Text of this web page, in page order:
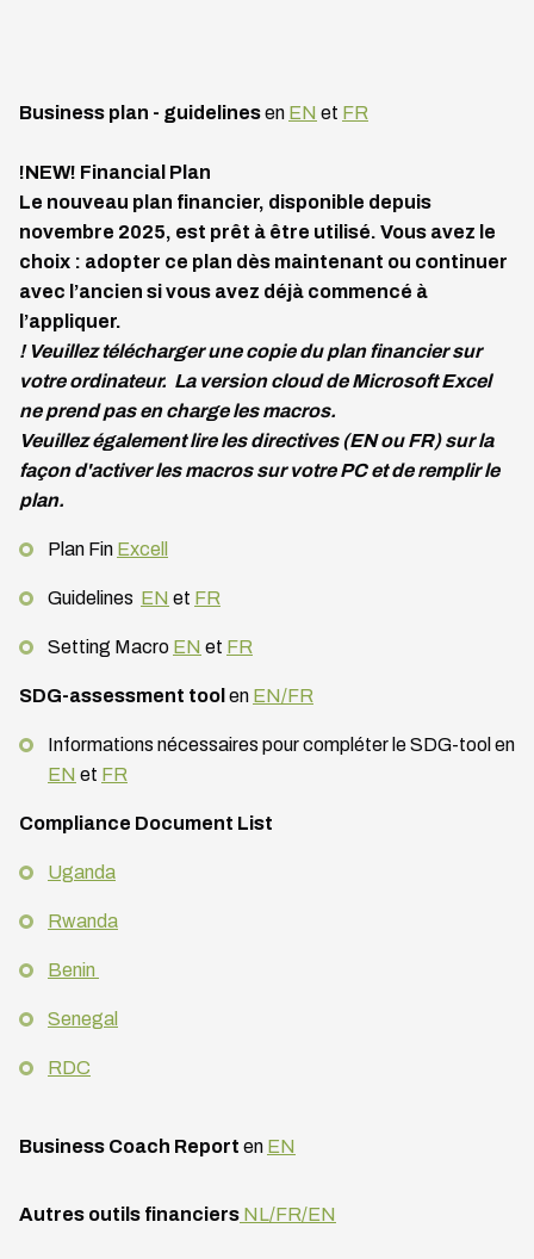
Business plan - guidelinesen EN et FR
!NEW! Financial Plan
Le nouveau plan financier, disponible depuis
novembre 2025, est prêt à être utilisé. Vous avez le
choix : adopter ce plan dès maintenant ou continuer
avec l’ancien si vous avez déjà commencé à
l’appliquer.
! Veuillez télécharger une copie du plan financier sur
votre ordinateur. La version cloud de Microsoft Excel
ne prend pas en charge les macros.
Veuillez également lire les directives (EN ou FR) sur la
façon d'activer les macros sur votre PC et de remplir le
plan.
Plan Fin Excell
Guidelines EN et FR
Setting Macro EN et FR
SDG-assessment tool en EN/FR
Informations nécessaires pour compléter le SDG-tool en
EN et FR
Compliance Document List
Uganda
Rwanda
Benin
Senegal
RDC
Business Coach Report en EN
Autres outils financiers NL/FR/EN